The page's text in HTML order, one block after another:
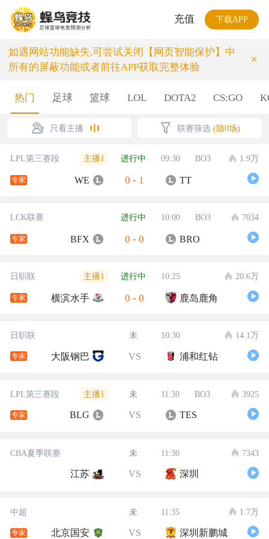
充值 下载APP
如遇网站功能缺失,可尝试关闭【网页智能保护】中
所有的屏蔽功能或者前往APP获取完整体验
×
热门 足球 篮球 LOL DOTA2 CS:GO
只看主播 联赛筛选 (隐0场)
LPL第三赛段 主播1 进行中 09:30 BO3 1.9万
专家 WE 0 - 1 TT
LCK联赛 进行中 10:00 BO3 7034
专家 BFX 0 - 0 BRO
日职联 主播1 进行中 10:25 20.6万
专家 横滨水手 0 - 0 鹿岛鹿角
日职联 未 10:30 14.1万
专家 大阪钢巴 VS 浦和红钻
LPL第三赛段 主播1 未 11:30 BO3 3925
专家 BLG VS TES
CBA夏季联赛 未 11:30 7343
江苏 VS 深圳
中超 未 11:35 1.7万
专家 北京国安 VS 深圳新鹏城